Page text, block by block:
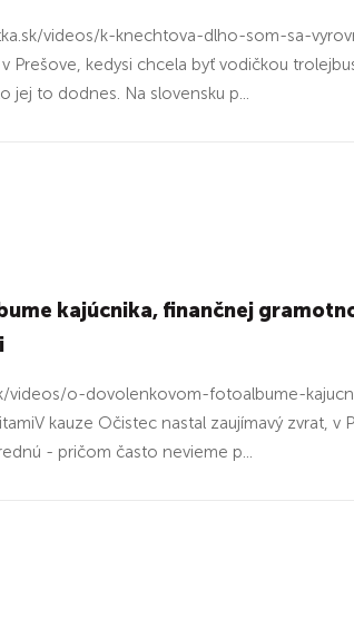
videos/k-knechtova-dlho-som-sa-
Prešove, kedysi chcela byť vodičkou
jej to dodnes. Na slovensku p...
kajúcnika, finančnej
videos/o-dovolenkovom-fotoalbume-
kauze Očistec nastal zaujímavý zvrat, v
- pričom často nevieme p...